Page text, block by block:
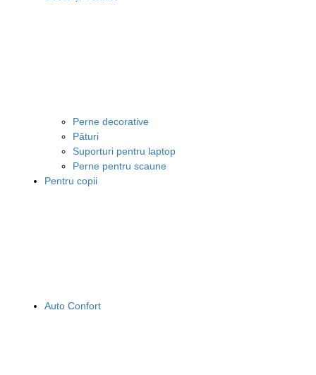
Perne decorative
Pături
Suporturi pentru laptop
Perne pentru scaune
Pentru copii
Auto Confort